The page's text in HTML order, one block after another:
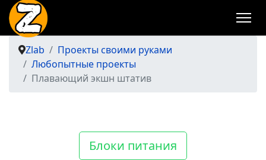
Zlab
Проекты своими руками
Любопытные проекты
Плавающий экшн штатив
Блоки питания